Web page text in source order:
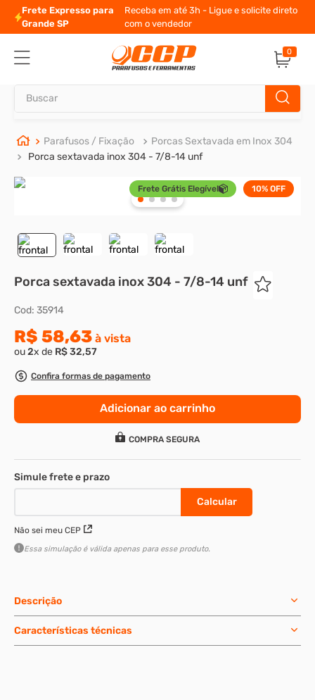
Frete Expresso para
Grande SP
Receba em até 3h - Ligue e solicite direto
com o vendedor
0
Parafusos / Fixação
Porcas Sextavada em Inox 304
Porca sextavada inox 304 - 7/8-14 unf
Frete Grátis Elegível 10% OFF
Porca sextavada inox 304 - 7/8-14 unf
Cod: 35914
R$ 58,63 à vista
ou2x de R$32,57
Confira formas de pagamento
Adicionar ao carrinho
COMPRA SEGURA
Não sei meu CEP
Essa simulação é válida apenas para esse produto.
Descrição
Características técnicas
TERMOS MAIS BUSCADOS
4
parafuso sextavado
6 º
cupilha
7º
sextavado
8º
parafuso allen 5